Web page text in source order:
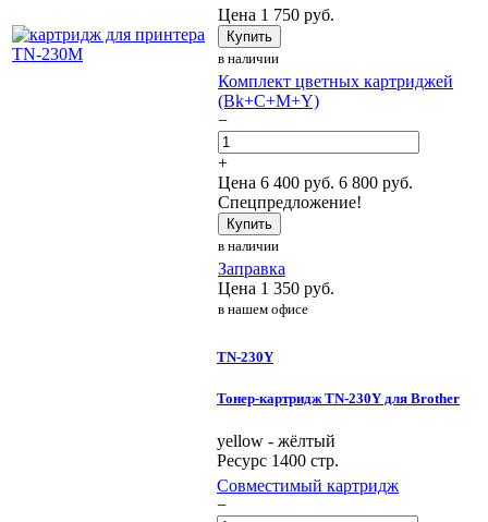
Цена 1 750 руб.
Купить
в наличии
Комплект цветных картриджей
(Bk+C+M+Y)
−
+
Цена 6 400 руб. 6 800 руб.
Спецпредложение!
Купить
в наличии
Заправка
Цена 1 350 руб.
в нашем офисе
TN-230Y
Тонер-картридж TN-230Y для Brother
yellow - жёлтый
Ресурс 1400 стр.
Совместимый картридж
−